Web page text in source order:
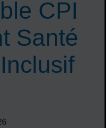
CPI
Santé